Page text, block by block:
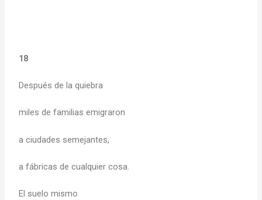
18
Después de la quiebra
miles de familias emigraron
a ciudades semejantes,
a fábricas de cualquier cosa.
El suelo mismo